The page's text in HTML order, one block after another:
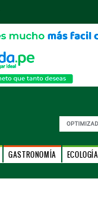
GASTRONOMÍA ECOLOGÍA